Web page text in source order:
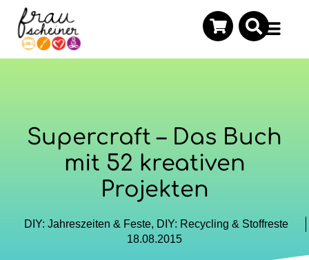
Supercraft – Das Buch
mit 52 kreativen
Projekten
DIY: Jahreszeiten & Feste, DIY: Recycling & Stoffreste
18.08.2015